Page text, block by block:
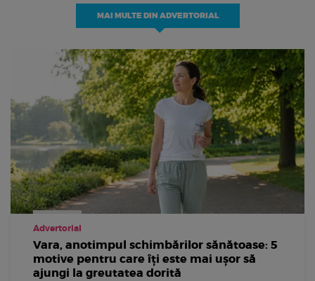
MAI MULTE DIN ADVERTORIAL
Advertorial
Vara, anotimpul schimbărilor sănătoase: 5
motive pentru care îți este mai ușor să
ajungi la greutatea dorită